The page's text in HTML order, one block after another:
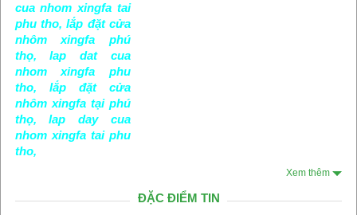
cua nhom xingfa tai
phu tho, lắp đặt cửa
nhôm xingfa phú
thọ, lap dat cua
nhom xingfa phu
tho, lắp đặt cửa
nhôm xingfa tại phú
thọ, lap day cua
nhom xingfa tai phu
tho,
Xem thêm
ĐẶC ĐIỂM TIN